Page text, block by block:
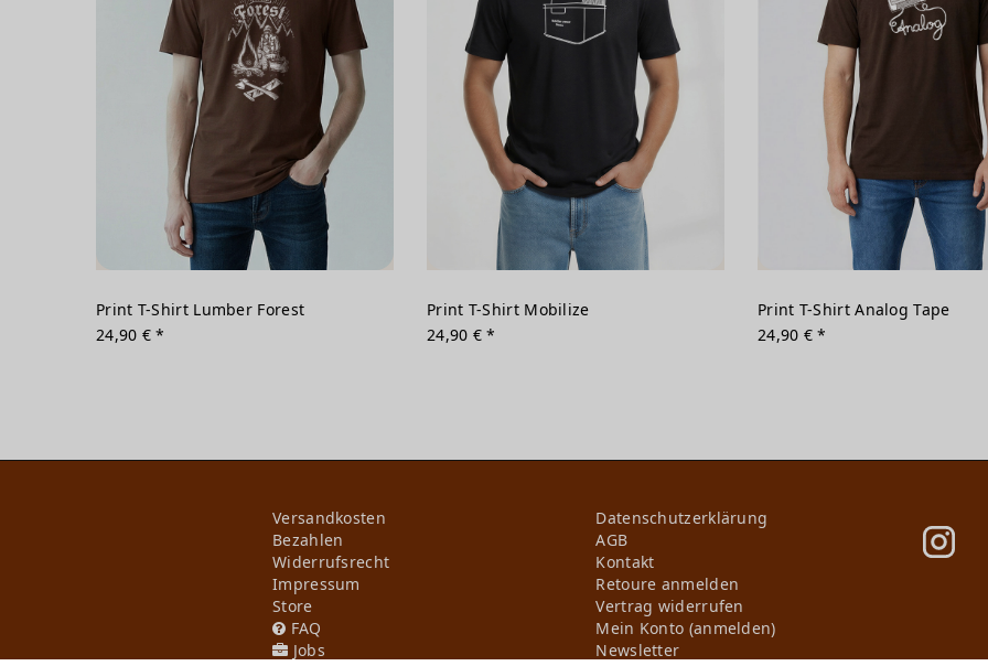
Print T-Shirt Lumber Forest
24,90 € *
Print T-Shirt Mobilize
24,90 € *
Print T-Shirt Analog Tape
24,90 € *
Versandkosten
Bezahlen
Widerrufs­recht
Impressum
Store
FAQ
Jobs
Daten­schutz­erklärung
AGB
Kontakt
Retoure anmelden
Vertrag widerrufen
Mein Konto (anmelden)
Newsletter